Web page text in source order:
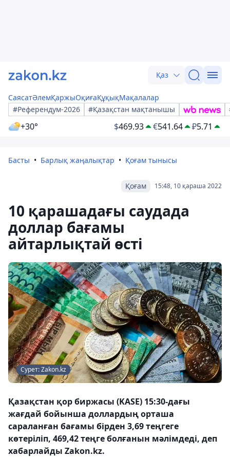
Қаз
СаясатӘлемҚаржыОқиғаҚұқықМақалалар
#Референдум-2026
#Қазақстан мақтанышы
+30° $469.93 €541.64 ₽5.71
Басты Барлық жаңалықтар Қоғам тынысы
15:48, 10 қараша 2022
Қоғам
10 қарашадағы саудада
доллар бағамы
айтарлықтай өсті
Сурет: Zakon.kz
Қазақстан қор биржасы (KASE) 15:30-дағы
жағдай бойынша доллардың орташа
сараланған бағамы бірден 3,69 теңгеге
көтеріліп, 469,42 теңге болғанын мәлімдеді, деп
хабарлайды Zakon.kz.